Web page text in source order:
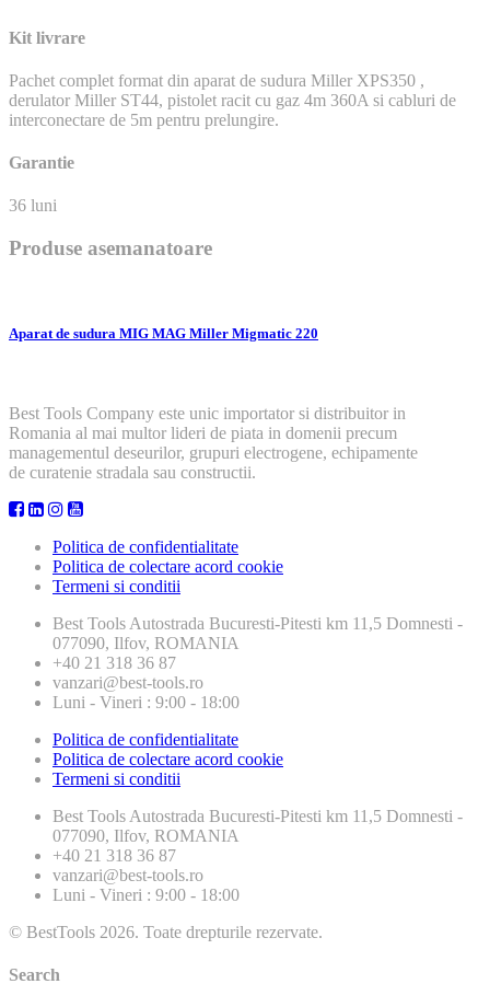
Kit livrare
Pachet complet format din aparat de sudura Miller XPS350 ,
derulator Miller ST44, pistolet racit cu gaz 4m 360A si cabluri de
interconectare de 5m pentru prelungire.
Garantie
36 luni
Produse asemanatoare
Aparat de sudura MIG MAG Miller Migmatic 220
Best Tools Company este unic importator si distribuitor in
Romania al mai multor lideri de piata in domenii precum
managementul deseurilor, grupuri electrogene, echipamente
de curatenie stradala sau constructii.
Politica de confidentialitate
Politica de colectare acord cookie
Termeni si conditii
Best Tools Autostrada Bucuresti-Pitesti km 11,5 Domnesti -
077090, Ilfov, ROMANIA
+40 21 318 36 87
vanzari@best-tools.ro
Luni - Vineri : 9:00 - 18:00
Politica de confidentialitate
Politica de colectare acord cookie
Termeni si conditii
Best Tools Autostrada Bucuresti-Pitesti km 11,5 Domnesti -
077090, Ilfov, ROMANIA
+40 21 318 36 87
vanzari@best-tools.ro
Luni - Vineri : 9:00 - 18:00
© BestTools 2026. Toate drepturile rezervate.
Search